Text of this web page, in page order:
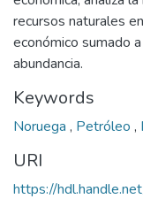
recursos naturales
económico sumado
abundancia.
Keywords
Noruega , Petróleo ,
URI
https://